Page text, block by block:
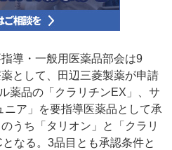
導・一般用医薬品部会は9
として、田辺三菱製薬が申請
薬品の「クラリチンEX」、サ
ニア」を要指導医薬品として承
うち「タリオン」と「クラリ
なる。3品目とも承認条件と